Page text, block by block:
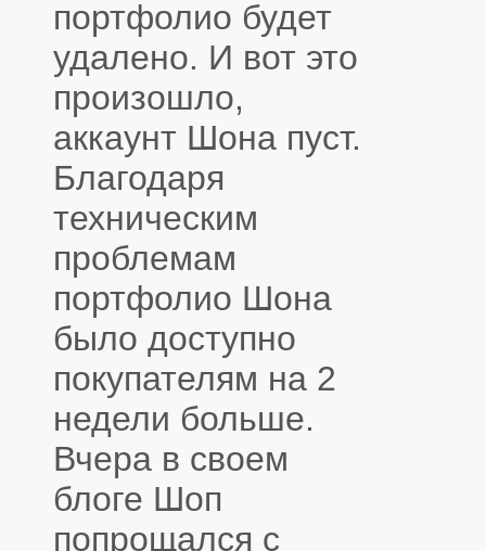
портфолио будет
удалено. И вот это
произошло,
аккаунт Шона пуст.
Благодаря
техническим
проблемам
портфолио Шона
было доступно
покупателям на 2
недели больше.
Вчера в своем
блоге Шоп
попрощался с